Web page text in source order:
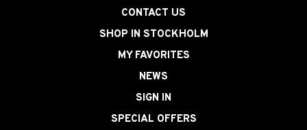
CONTACT US
SHOP IN STOCKHOLM
MY FAVORITES
NEWS
SIGN IN
SPECIAL OFFERS